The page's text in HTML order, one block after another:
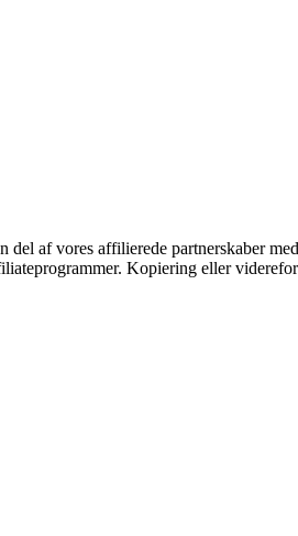
af vores affilierede partnerskaber
Kopiering eller